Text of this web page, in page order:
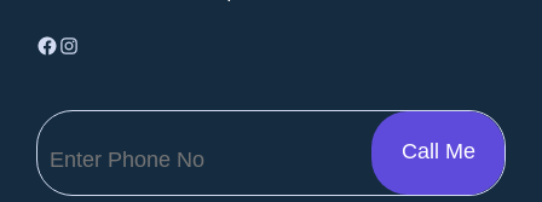
Facebook Instagram